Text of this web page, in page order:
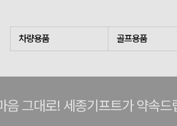
차량용품 골프용품
음 그대로! 세종기프트가 약속드